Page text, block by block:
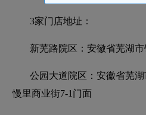
3家门店地址：
新芜路院区：安徽省芜湖
公园大道院区：安徽省芜
慢里商业街7-1门面